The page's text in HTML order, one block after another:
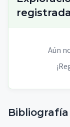
Aún
Bibliografía